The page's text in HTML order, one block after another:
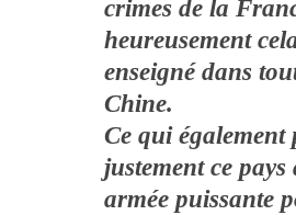
crimes de la
heureusement
enseigné dans
Chine.
Ce qui également
justement ce
armée puissante